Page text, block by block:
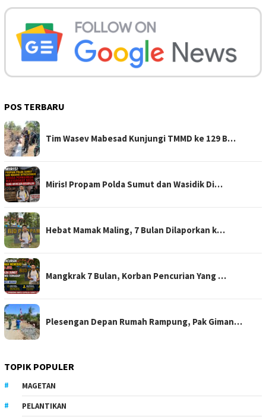
POS TERBARU
Tim Wasev Mabesad Kunjungi TMMD ke 129 B…
Miris! Propam Polda Sumut dan Wasidik Di…
Hebat Mamak Maling, 7 Bulan Dilaporkan k…
Mangkrak 7 Bulan, Korban Pencurian Yang …
Plesengan Depan Rumah Rampung, Pak Giman…
TOPIK POPULER
MAGETAN
PELANTIKAN